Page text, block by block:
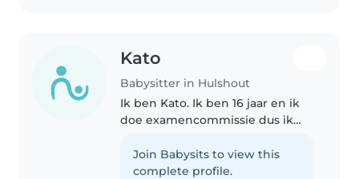
Kato
Babysitter in Hulshout
Ik ben Kato. Ik ben 16 jaar en ik
doe examencommissie dus ik
ervaring met heel jonge
kinderen, maar heb al een paar
Join Babysits to view this
complete profile.